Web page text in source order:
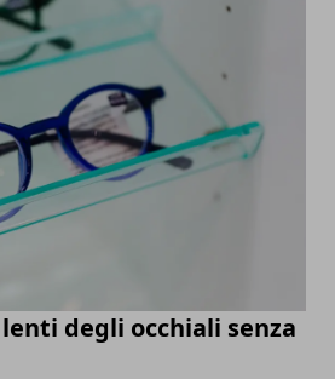
degli occhiali senza